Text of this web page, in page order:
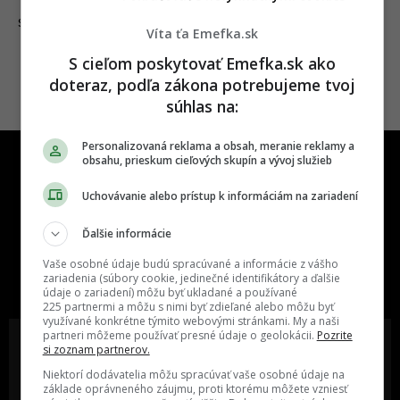
SLOVENSKO
slovenskom internete, next time
najzabávnejšie miesto na svete
Oslov reklamou viac ako milión
Vieš o niečom zaujímavom alebo
Víta ťa Emefka.sk
S cieľom poskytovať Emefka.sk ako
doteraz, podľa zákona potrebujeme tvoj
súhlas na:
Personalizovaná reklama a obsah, meranie reklamy a
obsahu, prieskum cieľových skupín a vývoj služieb
Uchovávanie alebo prístup k informáciám na zariadení
Ďalšie informácie
Vaše osobné údaje budú spracúvané a informácie z vášho
zariadenia (súbory cookie, jedinečné identifikátory a ďalšie
údaje o zariadení) môžu byť ukladané a používané
225 partnermi a môžu s nimi byť zdieľané alebo môžu byť
využívané konkrétne týmito webovými stránkami. My a naši
partneri môžeme používať presné údaje o geolokácii. Pozrite
si zoznam partnerov.
Niektorí dodávatelia môžu spracúvať vaše osobné údaje na
základe oprávneného záujmu, proti ktorému môžete vzniesť